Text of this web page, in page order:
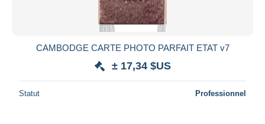
CAMBODGE CARTE PHOTO PARFAIT ETAT v7
± 17,34 $US
Statut Professionnel